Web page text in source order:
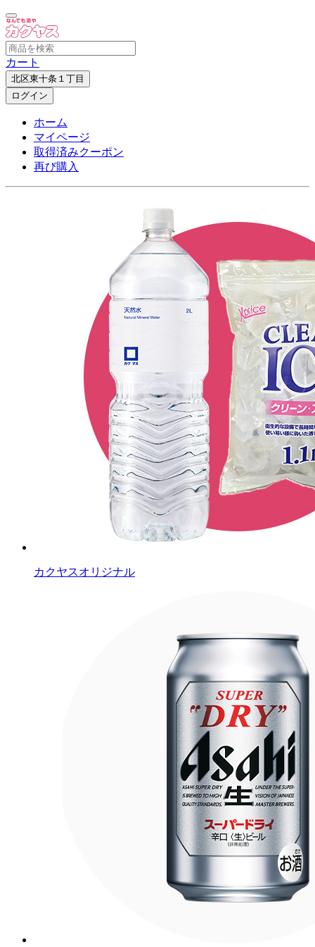
カート
北区東十条１丁目
ログイン
ホーム
マイページ
取得済みクーポン
再び購入
カクヤスオリジナル